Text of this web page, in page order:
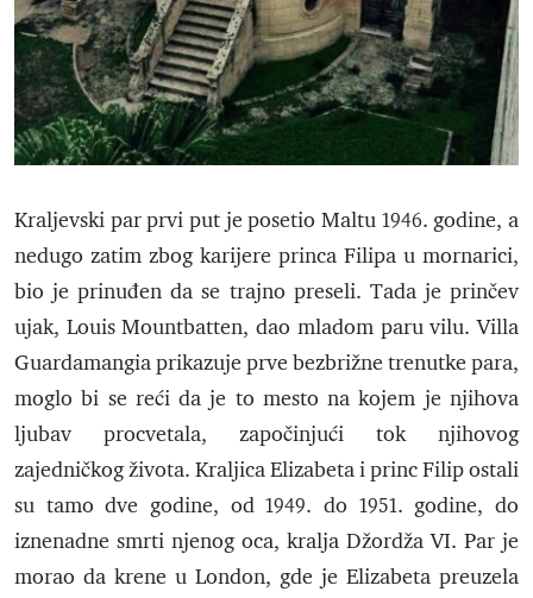
Kraljevski par prvi put je posetio Maltu 1946. godine, a
nedugo zatim zbog karijere princa Filipa u mornarici,
bio je prinuđen da se trajno preseli. Tada je prinčev
ujak, Louis Mountbatten, dao mladom paru vilu. Villa
Guardamangia prikazuje prve bezbrižne trenutke para,
moglo bi se reći da je to mesto na kojem je njihova
ljubav procvetala, započinjući tok njihovog
zajedničkog života. Kraljica Elizabeta i princ Filip ostali
su tamo dve godine, od 1949. do 1951. godine, do
iznenadne smrti njenog oca, kralja Džordža VI. Par je
morao da krene u London, gde je Elizabeta preuzela